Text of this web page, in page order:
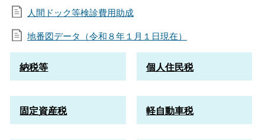
人間ドック等検診費用助成
地番図データ（令和８年１月１日現在）
納税等 個人住民税
固定資産税 軽自動車税